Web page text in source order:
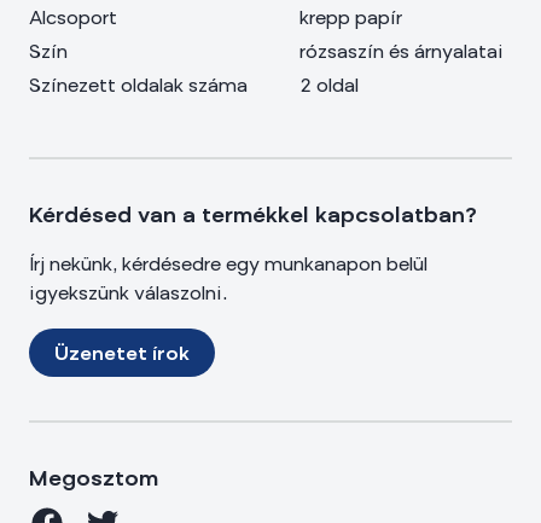
Alcsoport
krepp papír
Szín
rózsaszín és árnyalatai
Színezett oldalak száma
2 oldal
Kérdésed van a termékkel kapcsolatban?
Írj nekünk, kérdésedre egy munkanapon belül
igyekszünk válaszolni.
Üzenetet írok
Megosztom